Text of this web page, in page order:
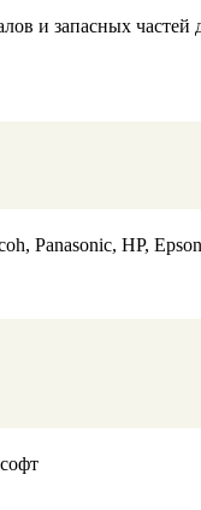
и запасных
Panasonic, HP,